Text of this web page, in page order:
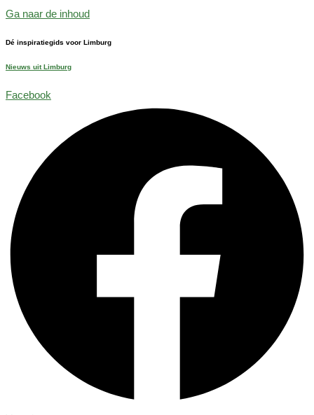
Ga naar de inhoud
Dé inspiratiegids voor Limburg
Nieuws uit Limburg
Facebook